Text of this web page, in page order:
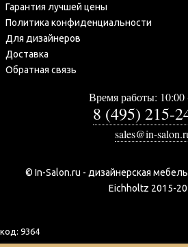
Гарантия лучшей цены
Политика конфиденциальности
Для дизайнеров
Доставка
Обратная связь
Время работы: 10:00
8 (495) 215-
sales@in-
© In-Salon.ru - дизайнерская
Eichholtz 2015-
код: 9364